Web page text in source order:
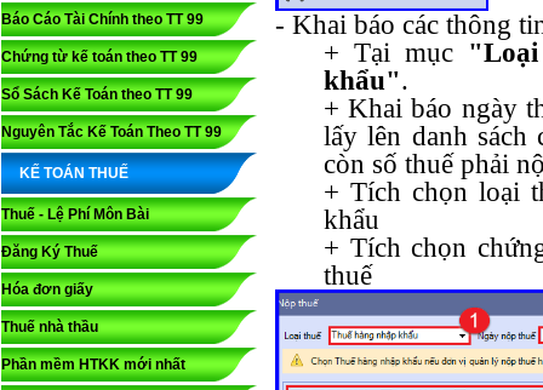
Báo Cáo Tài Chính theo TT 99
Chứng từ kế toán theo TT 99
Sổ Sách Kế Toán theo TT 99
Nguyên Tắc Kế Toán Theo TT 99
KẾ TOÁN THUẾ
Thuế - Lệ Phí Môn Bài
Đăng Ký Thuế
Hóa đơn giấy
Thuế nhà thầu
Phần mềm HTKK mới nhất
- Khai báo các thông
+ Tại mục
khẩu".
+ Khai báo ngày
lấy lên danh sách
còn số thuế phải
+ Tích chọn loại
khẩu
+ Tích chọn
thuế